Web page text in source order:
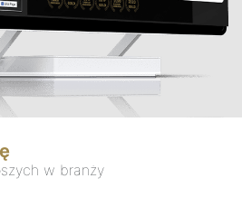
w branży